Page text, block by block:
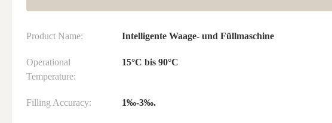
Product Name: Intelligente Waage- und Füllmaschine
Operational
Temperature:
15°C bis 90°C
Filling Accuracy: 1‰-3‰.